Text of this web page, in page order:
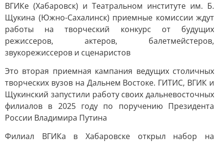
ВГИКе (Хабаровск) и Театральном институте им. Б.
Щукина (Южно-Сахалинск) приемные комиссии ждут
работы на творческий конкурс от будущих
режиссеров, актеров, балетмейстеров,
звукорежиссеров и сценаристов
Это вторая приемная кампания ведущих столичных
творческих вузов на Дальнем Востоке. ГИТИС, ВГИК и
Щукинский запустили работу своих дальневосточных
филиалов в 2025 году по поручению Президента
России Владимира Путина
Филиал ВГИКа в Хабаровске открыл набор на